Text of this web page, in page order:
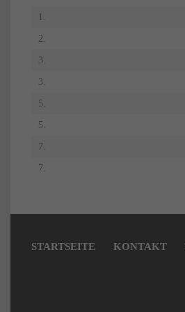
2.
3.
3.
5.
5.
7.
7.
STARTSEITE KONTAKT